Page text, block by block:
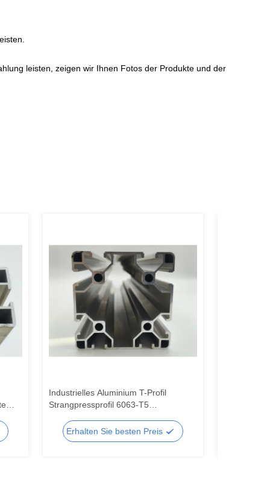
leisten, zeigen wir Ihnen Fotos der Produkte und der
Industrielles Aluminium T-Profil
Strangpressprofil 6063-T5
Werkbank Biegen Schneiden
Verarbeitung
Erhalten Sie besten Preis